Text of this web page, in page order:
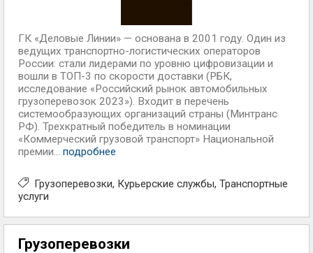
ГК «Деловые Линии» — основана в 2001 году. Один из
ведущих транспортно-логистических операторов
России: стали лидерами по уровню цифровизации и
вошли в ТОП-3 по скорости доставки (РБК,
исследование «Российский рынок автомобильных
грузоперевозок 2023»). Входит в перечень
системообразующих организаций страны (Минтранс
РФ). Трехкратный победитель в номинации
«Коммерческий грузовой транспорт» Национальной
премии... подробнее
Грузоперевозки Курьерские службы Транспортные
услуги
Грузоперевозки